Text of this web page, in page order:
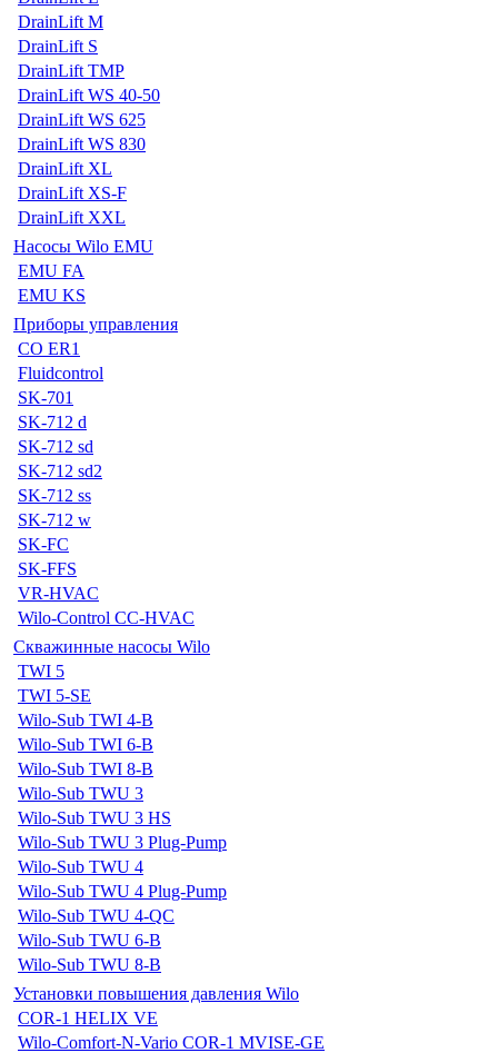
DrainLift M
DrainLift S
DrainLift TMP
DrainLift WS 40-50
DrainLift WS 625
DrainLift WS 830
DrainLift XL
DrainLift XS-F
DrainLift XXL
Насосы Wilo EMU
EMU FA
EMU KS
Приборы управления
CO ER1
Fluidcontrol
SK-701
SK-712 d
SK-712 sd
SK-712 sd2
SK-712 ss
SK-712 w
SK-FC
SK-FFS
VR-HVAC
Wilo-Control CC-HVAC
Скважинные насосы Wilo
TWI 5
TWI 5-SE
Wilo-Sub TWI 4-B
Wilo-Sub TWI 6-B
Wilo-Sub TWI 8-B
Wilo-Sub TWU 3
Wilo-Sub TWU 3 HS
Wilo-Sub TWU 3 Plug-Pump
Wilo-Sub TWU 4
Wilo-Sub TWU 4 Plug-Pump
Wilo-Sub TWU 4-QC
Wilo-Sub TWU 6-B
Wilo-Sub TWU 8-B
Установки повышения давления Wilo
COR-1 HELIX VE
Wilo-Comfort-N-Vario COR-1 MVISE-GE